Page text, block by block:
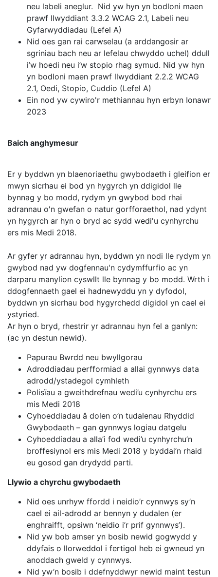
neu labeli aneglur. Nid yw hyn yn bodloni maen
prawf llwyddiant 3.3.2 WCAG 2.1, Labeli neu
Gyfarwyddiadau (Lefel A)
Nid oes gan rai carwselau (a arddangosir ar
sgriniau bach neu ar lefelau chwyddo uchel) ddull
i’w hoedi neu i’w stopio rhag symud. Nid yw hyn
yn bodloni maen prawf llwyddiant 2.2.2 WCAG
2.1, Oedi, Stopio, Cuddio (Lefel A)
Ein nod yw cywiro'r methiannau hyn erbyn Ionawr
2023
Baich anghymesur
Er y byddwn yn blaenoriaethu gwybodaeth i gleifion er
mwyn sicrhau ei bod yn hygyrch yn ddigidol lle
bynnag y bo modd, rydym yn gwybod bod rhai
adrannau o'n gwefan o natur gorfforaethol, nad ydynt
yn hygyrch ar hyn o bryd ac sydd wedi'u cynhyrchu
ers mis Medi 2018.
Ar gyfer yr adrannau hyn, byddwn yn nodi lle rydym yn
gwybod nad yw dogfennau'n cydymffurfio ac yn
darparu manylion cyswllt lle bynnag y bo modd. Wrth i
ddogfennaeth gael ei hadnewyddu yn y dyfodol,
byddwn yn sicrhau bod hygyrchedd digidol yn cael ei
ystyried.
Ar hyn o bryd, rhestrir yr adrannau hyn fel a ganlyn:
(ac yn destun newid).
Papurau Bwrdd neu bwyllgorau
Adroddiadau perfformiad a allai gynnwys data
adrodd/ystadegol cymhleth
Polisïau a gweithdrefnau wedi’u cynhyrchu ers
mis Medi 2018
Cyhoeddiadau â dolen o’n tudalenau Rhyddid
Gwybodaeth – gan gynnwys logiau datgelu
Cyhoeddiadau a alla’i fod wedi’u cynhyrchu’n
broffesiynol ers mis Medi 2018 y byddai’n rhaid
eu gosod gan drydydd parti.
Llywio a chyrchu gwybodaeth
Nid oes unrhyw ffordd i neidio’r cynnwys sy’n
cael ei ail-adrodd ar bennyn y dudalen (er
enghraifft, opsiwn ‘neidio i’r prif gynnwys’).
Nid yw bob amser yn bosib newid gogwydd y
ddyfais o llorweddol i fertigol heb ei gwneud yn
anoddach gweld y cynnwys.
Nid yw’n bosib i ddefnyddwyr newid maint testun